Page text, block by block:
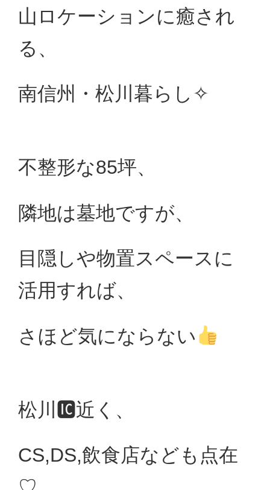
山ロケーションに癒され
る、
南信州・松川暮らし✧
不整形な85坪、
隣地は墓地ですが、
目隠しや物置スペースに
活用すれば、
さほど気にならない
松川🆋近く、
CS,DS,飲食店なども点在